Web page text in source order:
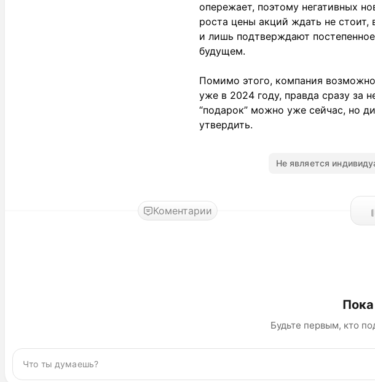
опережает, поэтому негативных
роста цены акций ждать не
и лишь подтверждают
будущем.
Помимо этого, компания
уже в 2024 году, правда сразу за
“подарок” можно уже сейчас, но
утвердить.
Не является
Коментарии
Будьте первым, кто